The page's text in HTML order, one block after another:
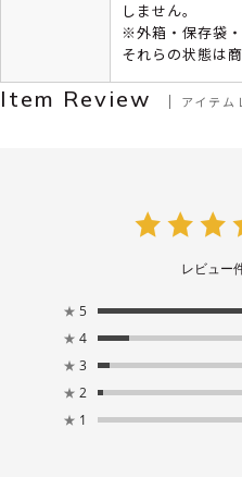
しません。
※外箱・保存袋
それらの状態は
Item Review アイテム
レビュー
★ 5
★ 4
★ 3
★ 2
★ 1